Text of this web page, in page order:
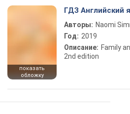
показать
обложку
ГДЗ Английский
Авторы: Naomi
Год: 2019
Описание: Family
2nd edition